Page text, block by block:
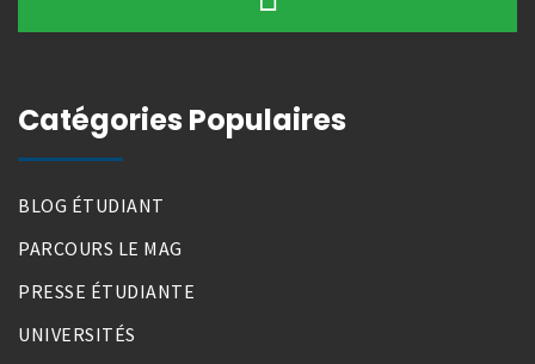
Catégories Populaires
BLOG ÉTUDIANT
PARCOURS LE MAG
PRESSE ÉTUDIANTE
UNIVERSITÉS